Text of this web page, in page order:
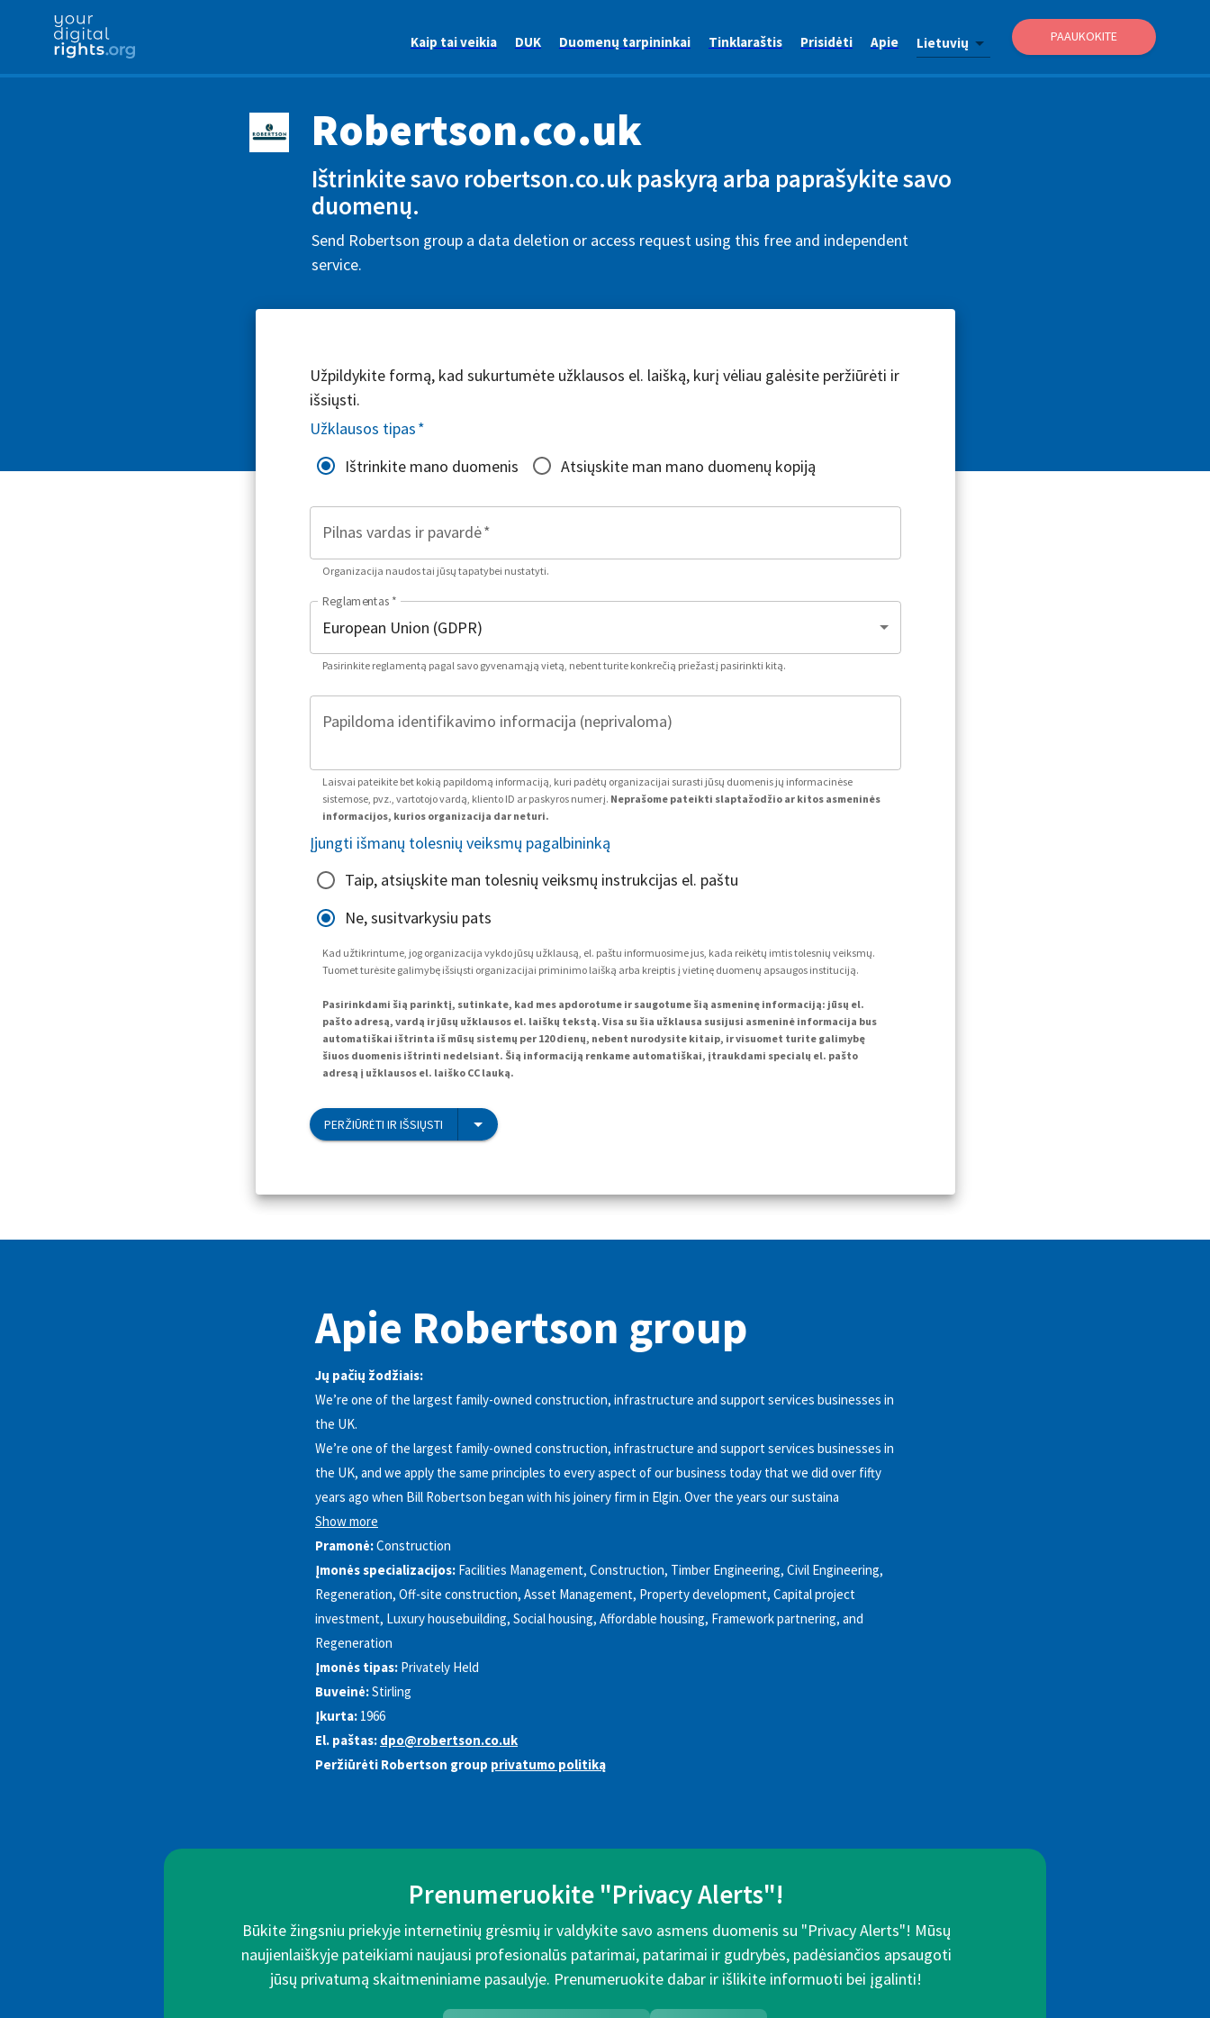
Kaip tai veikia DUK Duomenų tarpininkai Tinklaraštis Prisidėti Apie Lietuvių PAAUKOKITE
Robertson.co.uk
Ištrinkite savo robertson.co.uk paskyrą arba paprašykite savo
duomenų.
Send Robertson group a data deletion or access request using this free and independent
service.
Užpildykite formą, kad sukurtumėte užklausos el. laišką, kurį vėliau galėsite peržiūrėti ir
išsiųsti.
Užklausos tipas*
Ištrinkite mano duomenis
Atsiųskite man mano duomenų kopiją
Pilnas vardas ir pavardė*
Organizacija naudos tai jūsų tapatybei nustatyti.
Reglamentas *
Pasirinkite reglamentą pagal savo gyvenamąją vietą, nebent turite konkrečią priežastį pasirinkti kitą.
Papildoma identifikavimo informacija (neprivaloma)
Laisvai pateikite bet kokią papildomą informaciją, kuri padėtų organizacijai surasti jūsų duomenis jų informacinėse
sistemose, pvz., vartotojo vardą, kliento ID ar paskyros numerį. Neprašome pateikti slaptažodžio ar kitos asmeninės
informacijos, kurios organizacija dar neturi.
Įjungti išmanų tolesnių veiksmų pagalbininką
Taip, atsiųskite man tolesnių veiksmų instrukcijas el. paštu
Ne, susitvarkysiu pats
Kad užtikrintume, jog organizacija vykdo jūsų užklausą, el. paštu informuosime jus, kada reikėtų imtis tolesnių veiksmų.
Tuomet turėsite galimybę išsiųsti organizacijai priminimo laišką arba kreiptis į vietinę duomenų apsaugos instituciją.
Pasirinkdami šią parinktį, sutinkate, kad mes apdorotume ir saugotume šią asmeninę informaciją: jūsų el.
pašto adresą, vardą ir jūsų užklausos el. laiškų tekstą. Visa su šia užklausa susijusi asmeninė informacija bus
automatiškai ištrinta iš mūsų sistemų per 120 dienų, nebent nurodysite kitaip, ir visuomet turite galimybę
šiuos duomenis ištrinti nedelsiant. Šią informaciją renkame automatiškai, įtraukdami specialų el. pašto
adresą į užklausos el. laiško CC lauką.
PERŽIŪRĖTI IR IŠSIŲSTI
Apie Robertson group
Jų pačių žodžiais:
We’re one of the largest family-owned construction, infrastructure and support services businesses in
the UK.
We’re one of the largest family-owned construction, infrastructure and support services businesses in
the UK, and we apply the same principles to every aspect of our business today that we did over fifty
years ago when Bill Robertson began with his joinery firm in Elgin. Over the years our sustaina
Show more
Pramonė:Construction
Įmonės specializacijos: Facilities Management, Construction, Timber Engineering, Civil Engineering,
Regeneration, Off-site construction, Asset Management, Property development, Capital project
investment, Luxury housebuilding, Social housing, Affordable housing, Framework partnering, and
Regeneration
Įmonės tipas: Privately Held
Buveinė:Stirling
Įkurta: 1966
El. paštas: dpo@robertson.co.uk
Peržiūrėti Robertson group privatumo politiką
Prenumeruokite "Privacy Alerts"!
Būkite žingsniu priekyje internetinių grėsmių ir valdykite savo asmens duomenis su "Privacy Alerts"! Mūsų
naujienlaiškyje pateikiami naujausi profesionalūs patarimai, patarimai ir gudrybės, padėsiančios apsaugoti
jūsų privatumą skaitmeniniame pasaulyje. Prenumeruokite dabar ir išlikite informuoti bei įgalinti!